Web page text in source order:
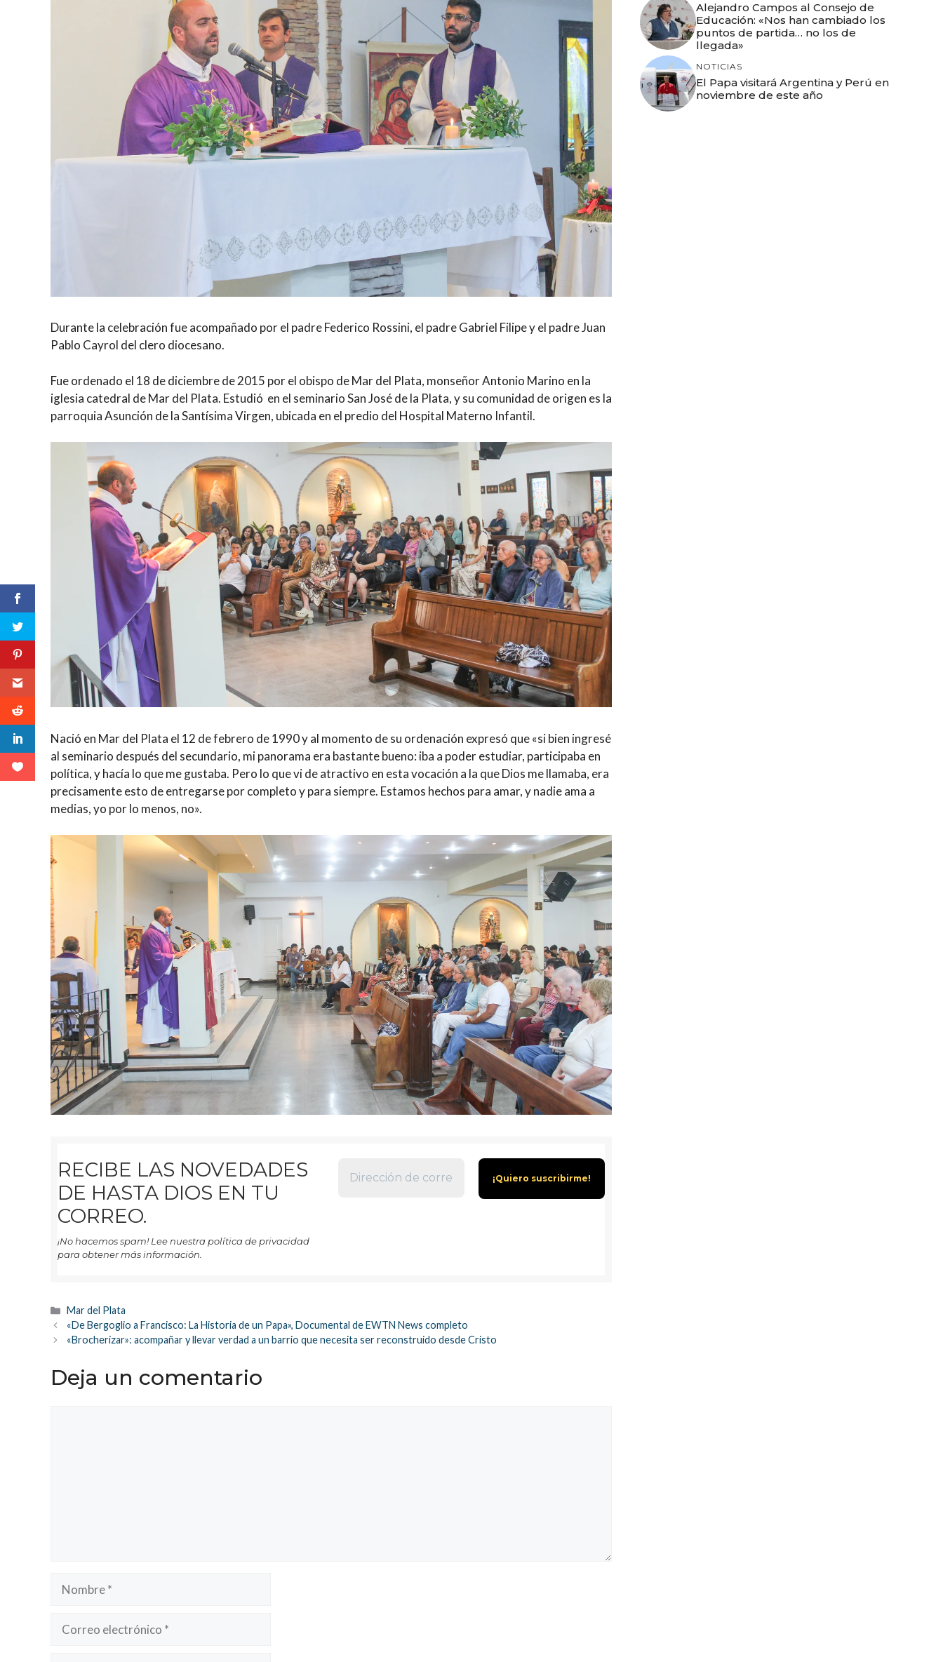
Durante la celebración fue acompañado por el padre Federico Rossini, el padre Gabriel Filipe y el padre Juan
Pablo Cayrol del clero diocesano.
Fue ordenado el 18 de diciembre de 2015 por el obispo de Mar del Plata, monseñor Antonio Marino en la
iglesia catedral de Mar del Plata. Estudió en el seminario San José de la Plata, y su comunidad de origen es la
parroquia Asunción de la Santísima Virgen, ubicada en el predio del Hospital Materno Infantil.
Nació en Mar del Plata el 12 de febrero de 1990 y al momento de su ordenación expresó que «si bien ingresé
al seminario después del secundario, mi panorama era bastante bueno: iba a poder estudiar, participaba en
política, y hacía lo que me gustaba. Pero lo que vi de atractivo en esta vocación a la que Dios me llamaba, era
precisamente esto de entregarse por completo y para siempre. Estamos hechos para amar, y nadie ama a
medias, yo por lo menos, no».
RECIBE LAS NOVEDADES
DE HASTA DIOS EN TU
CORREO.
¡No hacemos spam! Lee nuestra política de privacidad
para obtener más información.
Categorías
Mar del Plata
«De Bergoglio a Francisco: La Historia de un Papa», Documental de EWTN News completo
«Brocherizar»: acompañar y llevar verdad a un barrio que necesita ser reconstruido desde Cristo
Deja un comentario
electrónico
Alejandro Campos al Consejo de
Educación: «Nos han cambiado los
puntos de partida… no los de
llegada»
NOTICIAS
El Papa visitará Argentina y Perú en
noviembre de este año